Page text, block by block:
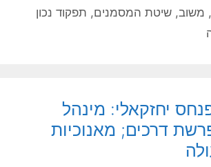
, משוב, שיטת המסמנים, תפקוד נכון
יחזקאלי: מינהל
דרכים; מאנוכיות